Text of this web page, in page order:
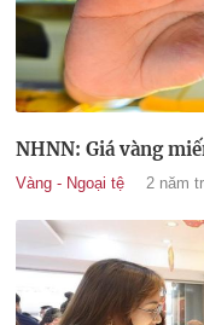
NHNN: Giá vàng
Vàng - Ngoại tệ 2 năm